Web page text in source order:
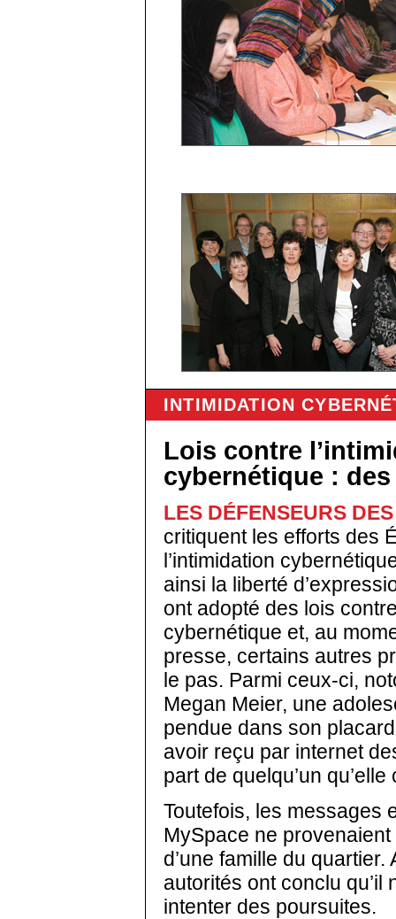
INTIMIDATION
Lois contre
cybernétique :
LES DÉFENSEURS
critiquent les efforts des
l’intimidation
ainsi la liberté
ont adopté des lois
cybernétique et, au
presse, certains autres
le pas. Parmi ceux-ci,
Megan Meier, une
pendue dans son
avoir reçu par internet
part de quelqu’un
Toutefois, les messages
MySpace ne
d’une famille du
autorités ont conclu qu’il
intenter des poursuites.